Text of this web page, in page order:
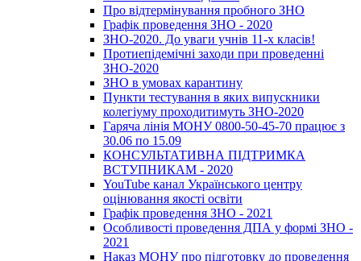
Про відтермінування пробного ЗНО
Графік проведення ЗНО - 2020
ЗНО-2020. До уваги учнів 11-х класів!
Протиепідемічні заходи при проведенні
ЗНО-2020
ЗНО в умовах карантину
Пункти тестування в яких випускники
колегіуму проходитимуть ЗНО-2020
Гаряча лінія МОНУ 0800-50-45-70 працює з
30.06 по 15.09
КОНСУЛЬТАТИВНА ПІДТРИМКА
ВСТУПНИКАМ - 2020
YouTube канал Українського центру
оцінювання якості освіти
Графік проведення ЗНО - 2021
Особливості проведення ДПА у формі ЗНО -
2021
Наказ МОНУ про підготовку до проведення